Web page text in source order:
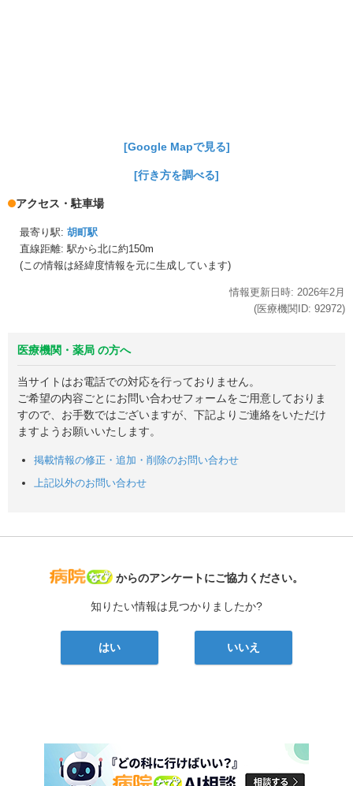
[Google Mapで見る]
[行き方を調べる]
アクセス・駐車場
最寄り駅: 胡町駅
直線距離: 駅から北に約150m
(この情報は経緯度情報を元に生成しています)
情報更新日時: 2026年2月
(医療機関ID: 92972)
医療機関・薬局 の方へ
当サイトはお電話での対応を行っておりません。
ご希望の内容ごとにお問い合わせフォームをご用意しておりま
すので、お手数ではございますが、下記よりご連絡をいただけ
ますようお願いいたします。
掲載情報の修正・追加・削除のお問い合わせ
上記以外のお問い合わせ
病院なび
からのアンケートにご協力ください。
知りたい情報は見つかりましたか?
はい いいえ